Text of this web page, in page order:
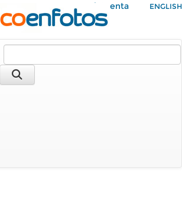
Mi Cuenta ENGLISH